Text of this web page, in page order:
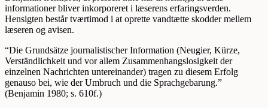
informationer bliver inkorporeret i læserens erfaringsverden.
Hensigten består tværtimod i at oprette vandtætte skodder mellem
læseren og avisen.
“Die Grundsätze journalistischer Information (Neugier, Kürze,
Verständlichkeit und vor allem Zusammenhangslosigkeit der
einzelnen Nachrichten untereinander) tragen zu diesem Erfolg
genauso bei, wie der Umbruch und die Sprachgebarung.”
(Benjamin 1980; s. 610f.)